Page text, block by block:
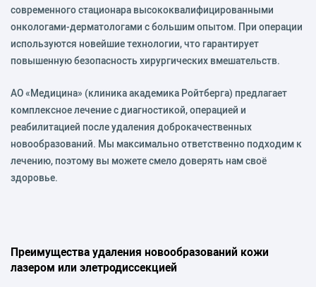
современного стационара высококвалифицированными
онкологами-дерматологами с большим опытом. При операции
используются новейшие технологии, что гарантирует
повышенную безопасность хирургических вмешательств.
АО «Медицина» (клиника академика Ройтберга) предлагает
комплексное лечение с диагностикой, операцией и
реабилитацией после удаления доброкачественных
новообразований. Мы максимально ответственно подходим к
лечению, поэтому вы можете смело доверять нам своё
здоровье.
Преимущества удаления новообразований кожи
лазером или элетродиссекцией